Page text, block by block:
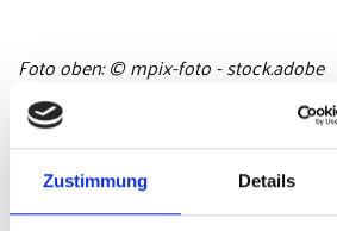
Zustimmung Details
Foto oben: © mpix-foto - stock.adobe
Foto Nikolaus links: © Fabienne
rechts: © Maria Plank
Text/Audio: Jacinta Rössler